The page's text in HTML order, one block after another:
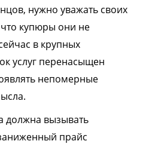
нужно уважать своих
купюры они не
в крупных
услуг перенасыщен
непомерные
должна вызывать
прайс